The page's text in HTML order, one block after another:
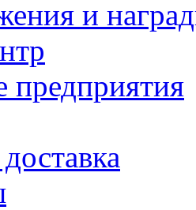
и
предприятия